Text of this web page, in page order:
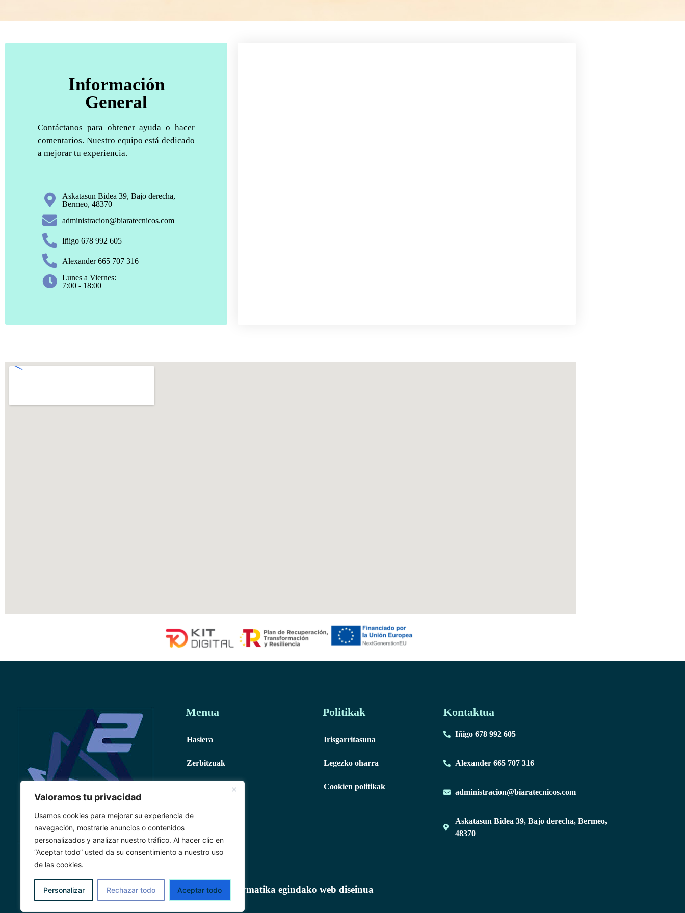
Valoramos tu privacidad
Usamos cookies para mejorar su experiencia de
navegación, mostrarle anuncios o contenidos
personalizados y analizar nuestro tráfico. Al hacer clic en
“Aceptar todo” usted da su consentimiento a nuestro uso
de las cookies.
Personalizar Rechazar todo Aceptar todo
Información
General
Contáctanos para obtener ayuda o hacer
comentarios. Nuestro equipo está dedicado
a mejorar tu experiencia.
Askatasun Bidea 39, Bajo derecha,
Bermeo, 48370
administracion@biaratecnicos.com
Iñigo 678 992 605
Alexander 665 707 316
Lunes a Viernes:
7:00 - 18:00
Menua
Hasiera
Zerbitzuak
Politikak
Irisgarritasuna
Legezko oharra
Cookien politikak
Kontaktua
Iñigo 678 992 605
Alexander 665 707 316
administracion@biaratecnicos.com
Askatasun Bidea 39, Bajo derecha, Bermeo,
48370
RK Informatika egindako web diseinua